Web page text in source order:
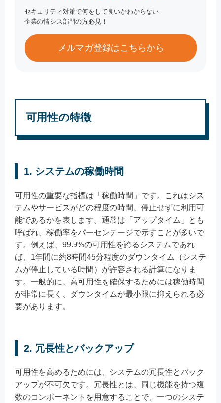
セキュリティ対策で何をして良いかわからない
企業の情シス部門の方必見！
メルマガ登録はこちらから
可用性の特徴
1. システムの稼働時間
可用性の重要な指標は「稼働時間」です。これはシス
テムやサービスがどの程度の時間、停止せずに利用可
能であるかを表します。通常は「アップタイム」とも
呼ばれ、稼働率をパーセンテージで示すことが多いで
す。例えば、99.9%の可用性を誇るシステムであれ
ば、1年間に約8時間45分程度のダウンタイム（システ
ムが停止している時間）が許容される計算になりま
す。一般的に、高可用性を確保するためには稼働時間
が非常に長く、ダウンタイムが最小限に抑えられる必
要があります。
2. 冗長性とバックアップ
可用性を高めるためには、システムの冗長性とバック
アップが不可欠です。冗長性とは、同じ機能を持つ複
数のコンポーネントを用意することで、一つのシステ